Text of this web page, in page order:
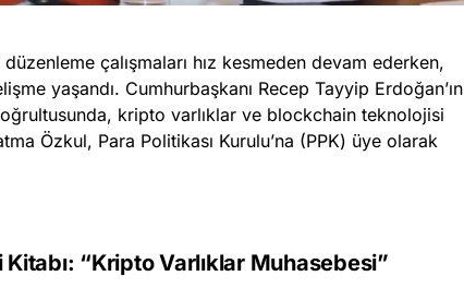
çalışmaları hız kesmeden devam ederken,
yaşandı. Cumhurbaşkanı Recep Tayyip Erdoğan’ın
kripto varlıklar ve blockchain teknolojisi
Özkul, Para Politikası Kurulu’na (PPK) üye olarak
Kitabı: “Kripto Varlıklar Muhasebesi”